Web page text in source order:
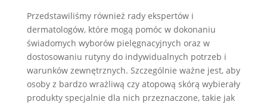
Przedstawiliśmy również rady ekspertów i
dermatologów, które mogą pomóc w dokonaniu
świadomych wyborów pielęgnacyjnych oraz w
dostosowaniu rutyny do indywidualnych potrzeb i
warunków zewnętrznych. Szczególnie ważne jest, aby
osoby z bardzo wrażliwą czy atopową skórą wybierały
produkty specjalnie dla nich przeznaczone, takie jak